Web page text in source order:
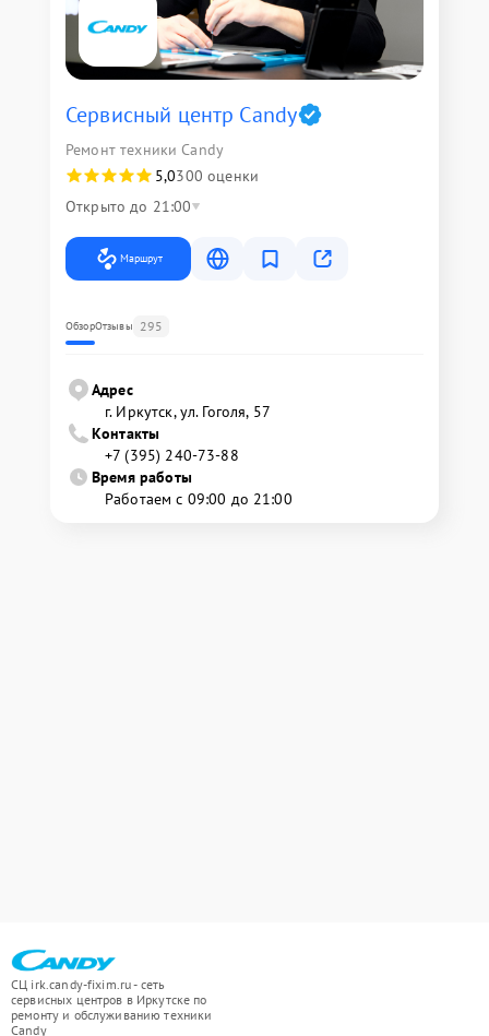
Сервисный центр Candy
Ремонт техники Candy
5,0300 оценки
Открыто до 21:00
Маршрут
ОбзорОтзывы 295
Адрес
г. Иркутск, ул. ​Гоголя, 57
Контакты
+7 (395) 240-73-88
Время работы
Работаем с 09:00 до 21:00
СЦ irk.candy-fixim.ru - сеть
сервисных центров в Иркутске по
ремонту и обслуживанию техники
Candy